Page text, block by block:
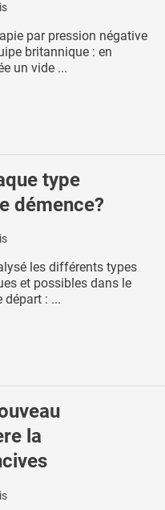
par pression négative
britannique : en
un vide ...
type
démence?
les différents types
et possibles dans le
départ : ...
la